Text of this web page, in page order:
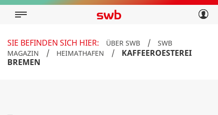
Privatkunden
Über swb
SIE BEFINDEN SICH HIER: ÜBER SWB /
SWB
MAGAZIN
/ HEIMATHAFEN /
KAFFEEROESTEREI
BREMEN